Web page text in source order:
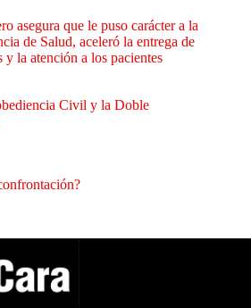
asegura que le puso carácter a la
de Salud, aceleró la entrega de
y la atención a los pacientes
Civil y la Doble